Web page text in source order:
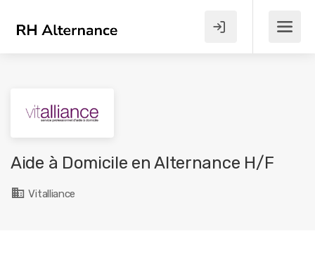
Aide à Domicile en Alternance H/F
Vitalliance